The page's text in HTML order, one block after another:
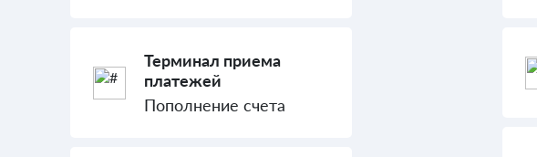
Терминал приема
платежей
Пополнение счета